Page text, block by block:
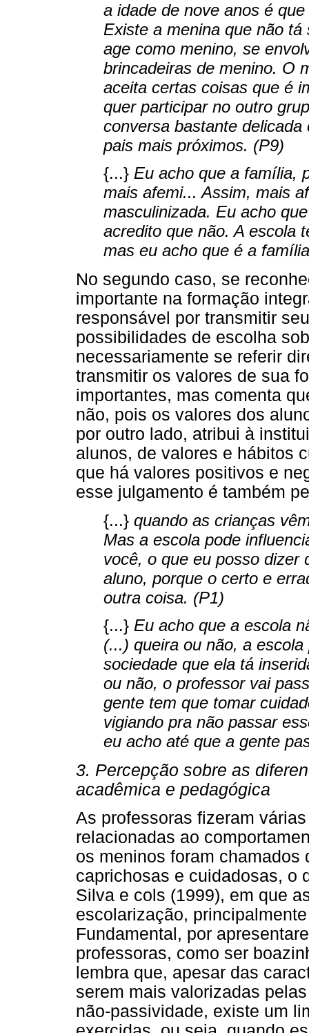
a idade de nove anos é
Existe a menina que não
age como menino, se
brincadeiras de menino. O
aceita certas coisas que é
quer participar no outro
conversa bastante
pais mais próximos. (P9)
{...} Eu acho que a família,
mais afemi... Assim, mais
masculinizada. Eu acho
acredito que não. A escola
mas eu acho que é a
No segundo caso, se
importante na formação
responsável por transmitir
possibilidades de escolha
necessariamente se referir
transmitir os valores de sua
importantes, mas comenta
não, pois os valores dos
por outro lado, atribui à
alunos, de valores e hábitos
que há valores positivos e
esse julgamento é também
{...} quando as crianças
Mas a escola pode
você, o que eu posso dizer
aluno, porque o certo e
outra coisa. (P1)
{...} Eu acho que a escola
(...) queira ou não, a
sociedade que ela tá
ou não, o professor vai
gente tem que tomar
vigiando pra não passar
eu acho até que a gente
3. Percepção sobre as
acadêmica e pedagógica
As professoras fizeram
relacionadas ao
os meninos foram
caprichosas e cuidadosas, o
Silva e cols (1999), em que
escolarização,
Fundamental, por
professoras, como ser
lembra que, apesar das
serem mais valorizadas
não-passividade, existe um